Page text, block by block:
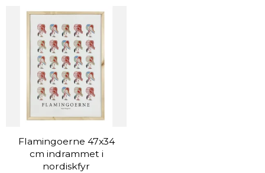
Flamingoerne 47x34
cm indrammet i
nordiskfyr